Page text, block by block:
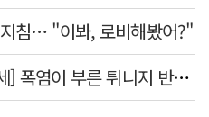
침… "이봐, 로비해봤어?"
[사진으로 보는 세계: 사보세] 폭염이 부른 튀니지 반정부 시위